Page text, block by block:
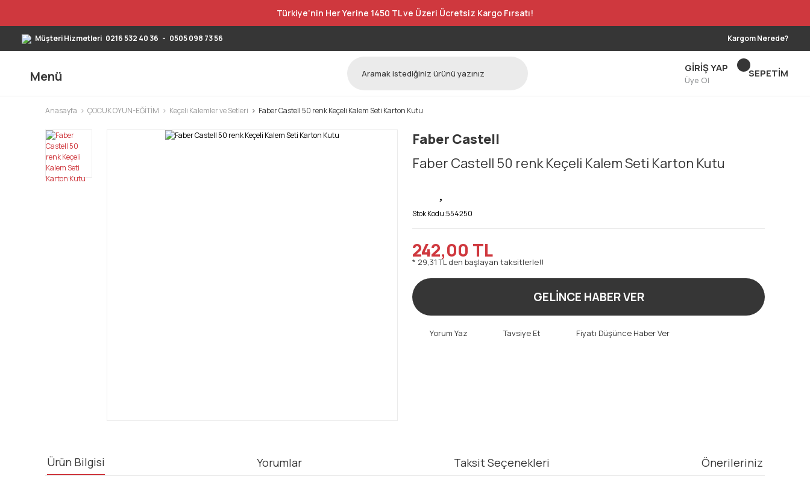
Türkiye’nin Her Yerine 1450 TL ve Üzeri Ücretsiz Kargo Fırsatı!
Müşteri Hizmetleri 0216 532 40 36 - 0505 098 73 56 Kargom Nerede?
Menü
GİRİŞ YAP
Üye Ol
SEPETİM
Anasayfa ÇOCUK OYUN-EĞİTİM Keçeli Kalemler ve Setleri Faber Castell 50 renk Keçeli Kalem Seti Karton Kutu
Faber Castell
Faber Castell 50 renk Keçeli Kalem Seti Karton Kutu
Stok Kodu:554250
242,00 TL
* 29,31 TL den başlayan taksitlerle!!
GELİNCE HABER VER
Yorum Yaz Tavsiye Et Fiyatı Düşünce Haber Ver
Ürün Bilgisi Yorumlar Taksit Seçenekleri Önerileriniz